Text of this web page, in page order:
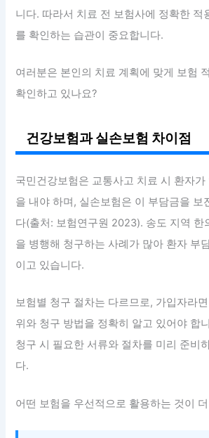
니다. 따라서 치료 전 보험사에 정확한 적
를 확인하는 습관이 중요합니다.
여러분은 본인의 치료 계획에 맞게 보험
확인하고 있나요?
건강보험과 실손보험 차이점
국민건강보험은 교통사고 치료 시 환자
을 내야 하며, 실손보험은 이 부담금을 보
다(출처: 보험연구원 2023). 송도 지역 한
을 병행해 청구하는 사례가 많아 환자 부
이고 있습니다.
보험별 청구 절차는 다르므로, 가입자라
위와 청구 방법을 정확히 알고 있어야 합
청구 시 필요한 서류와 절차를 미리 준비
다.
어떤 보험을 우선적으로 활용하는 것이